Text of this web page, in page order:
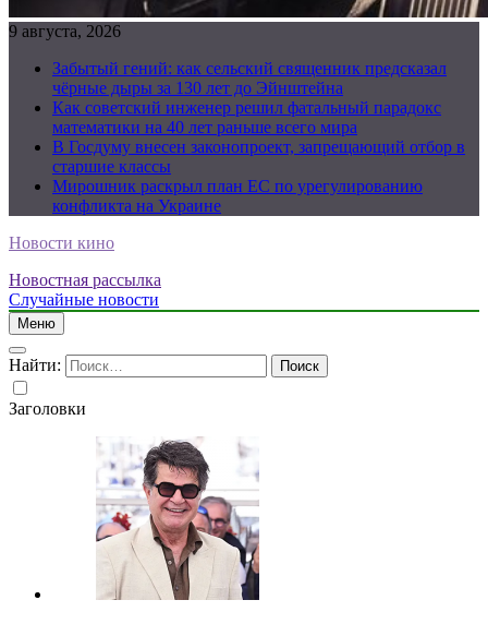
9 августа, 2026
Забытый гений: как сельский священник предсказал
чёрные дыры за 130 лет до Эйнштейна
Как советский инженер решил фатальный парадокс
математики на 40 лет раньше всего мира
В Госдуму внесен законопроект, запрещающий отбор в
старшие классы
Мирошник раскрыл план ЕС по урегулированию
конфликта на Украине
Новости кино
Новостная рассылка
Случайные новости
Меню
Найти:
Заголовки